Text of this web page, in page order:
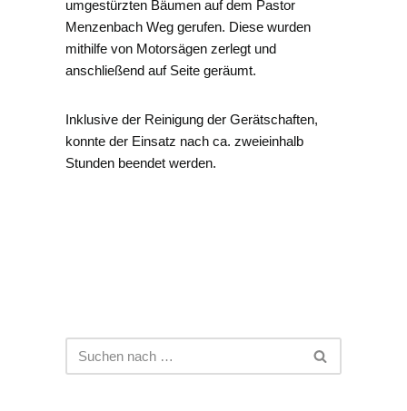
umgestürzten Bäumen auf dem Pastor
Menzenbach Weg gerufen. Diese wurden
mithilfe von Motorsägen zerlegt und
anschließend auf Seite geräumt.
Inklusive der Reinigung der Gerätschaften,
konnte der Einsatz nach ca. zweieinhalb
Stunden beendet werden.